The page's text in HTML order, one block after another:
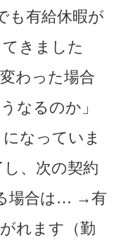
も有給休暇が
きました
わった場合
なるのか」
なっていま
、次の契約
場合は… →有
れます（勤